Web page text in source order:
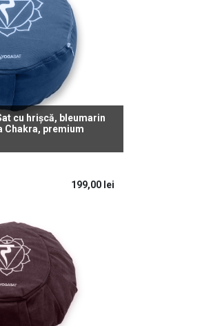
cu hrișcă, bleumarin
Chakra, premium
199,00 lei